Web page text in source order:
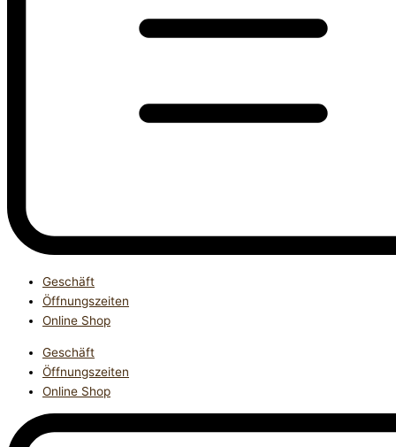
Geschäft
Öffnungszeiten
Online Shop
Geschäft
Öffnungszeiten
Online Shop